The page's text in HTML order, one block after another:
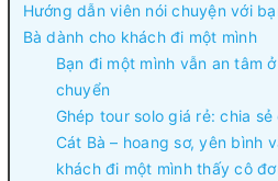
Hướng dẫn viên nói chuyện với
Bà dành cho khách đi một mình
Bạn đi một mình vẫn an tâm
chuyển
Ghép tour solo giá rẻ: chia
Cát Bà – hoang sơ, yên bình
khách đi một mình thấy cô